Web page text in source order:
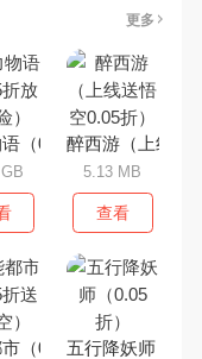
更多
限畅玩）
（0.05折放置冒险）
醉西游（上线送
5.13 MB
查看
（0.05折送黑悟空）
五行降妖师（